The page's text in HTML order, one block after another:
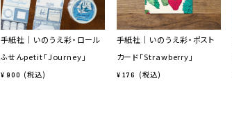
手紙社｜いのうえ彩・ロール
ふせんpetit「Journey」
¥ 900 税込
手紙社｜いのうえ彩・ポスト
カード「Strawberry」
¥ 176 税込